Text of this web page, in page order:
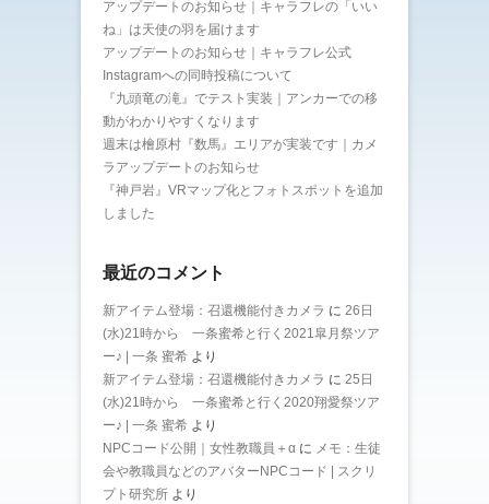
アップデートのお知らせ｜キャラフレの「いい
ね」は天使の羽を届けます
アップデートのお知らせ｜キャラフレ公式
Instagramへの同時投稿について
『九頭竜の滝』でテスト実装｜アンカーでの移
動がわかりやすくなります
週末は檜原村『数馬』エリアが実装です｜カメ
ラアップデートのお知らせ
『神戸岩』VRマップ化とフォトスポットを追加
しました
最近のコメント
新アイテム登場：召還機能付きカメラ に 26日
(水)21時から 一条蜜希と行く2021皐月祭ツア
ー♪ | 一条 蜜希 より
新アイテム登場：召還機能付きカメラ に 25日
(水)21時から 一条蜜希と行く2020翔愛祭ツア
ー♪ | 一条 蜜希 より
NPCコード公開｜女性教職員＋α に メモ：生徒
会や教職員などのアバターNPCコード | スクリ
プト研究所 より